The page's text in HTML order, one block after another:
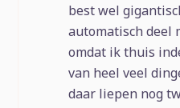
best wel
automatisch deel
omdat ik thuis
van heel veel
daar liepen nog